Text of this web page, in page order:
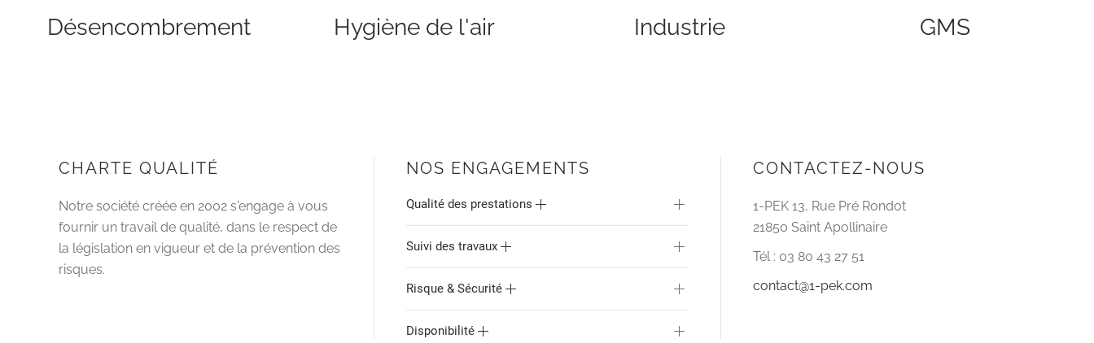
Désencombrement Hygiène de l'air Industrie GMS
CHARTE QUALITÉ
Notre société créée en 2002 s'engage à vous
fournir un travail de qualité, dans le respect de
la législation en vigueur et de la prévention des
risques.
NOS ENGAGEMENTS
Qualité des prestations
Suivi des travaux
Risque & Sécurité
Disponibilité
CONTACTEZ-NOUS
1-PEK 13, Rue Pré Rondot
21850 Saint Apollinaire
Tél : 03 80 43 27 51
contact@1-pek.com